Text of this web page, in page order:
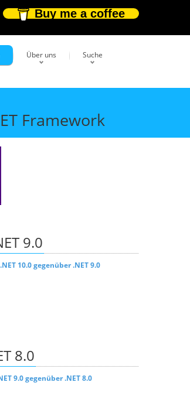
Buy me a coffee
Über uns Suche
Framework
9.0
10.0 gegenüber .NET 9.0
8.0
9.0 gegenüber .NET 8.0